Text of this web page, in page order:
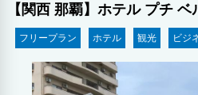
【関西 那覇】ホテル プチ ベ
フリープラン ホテル 観光 ビジ